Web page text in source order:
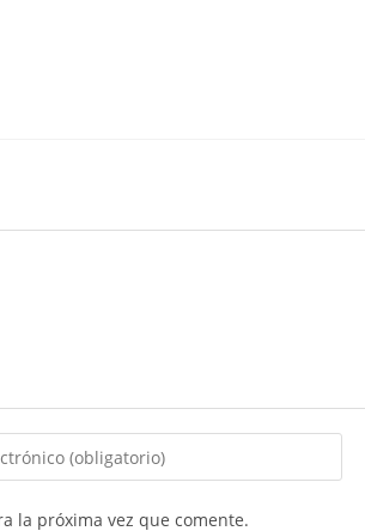
la próxima vez que comente.